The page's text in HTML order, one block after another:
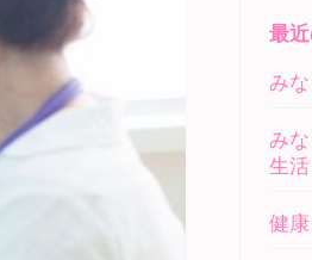
最
み
み
生活
健